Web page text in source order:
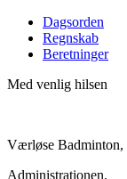
Dagsorden
Regnskab
Beretninger
Med venlig hilsen
Værløse Badminton,
Administrationen.